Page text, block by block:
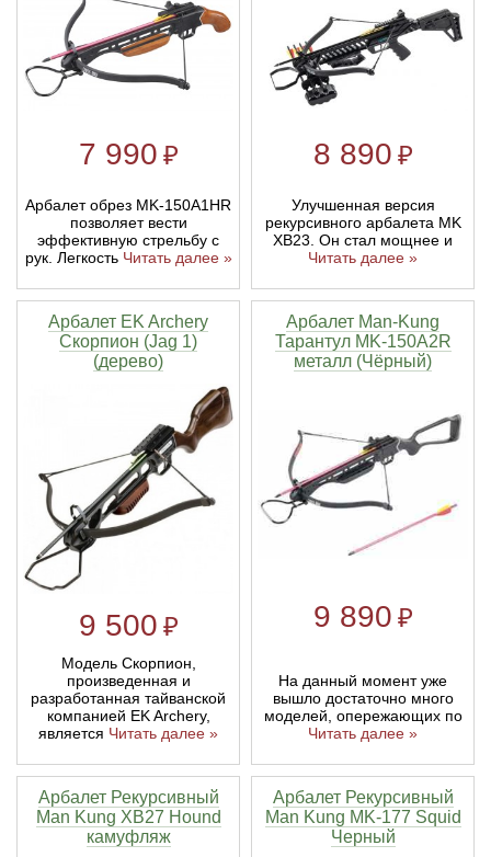
7 990 ₽
Арбалет обрез MK-150A1HR
позволяет вести
эффективную стрельбу с
рук. Легкость Читать далее »
8 890 ₽
Улучшенная версия
рекурсивного арбалета MK
XB23. Он стал мощнее и
Читать далее »
Арбалет EK Archery
Скорпион (Jag 1)
(дерево)
9 500 ₽
Модель Скорпион,
произведенная и
разработанная тайванской
компанией EK Archery,
является Читать далее »
Арбалет Man-Kung
Тарантул MK-150A2R
металл (Чёрный)
9 890 ₽
На данный момент уже
вышло достаточно много
моделей, опережающих по
Читать далее »
Арбалет Рекурсивный
Man Kung XB27 Hound
камуфляж
Арбалет Рекурсивный
Man Kung MK-177 Squid
Черный
Тетивы и тросы для арбалетов
Натяжители для арбалетов
Подставки для лука
Ремни и петли
Тетива для лука, нити
Рукоятки для лука
Плечи для лука
Нагрудники
Краги для стрельбы
Напальчники для классических луков
Перчатки для традиционных луков
Линейки для настройки лука
Кликеры для лука
Плунжеры для лука
Киссеры для лука
Инсерты для арбалетных стрел
Инсерты для лучных стрел
Стрелы для арбалета
Стрелы для лука
Выниматели для стрел
Тычковые ножи
Непальские кукри
Ножи тактические
Ножи танто
Топоры
Топорики-томагавки
Ножи известных брендов
Метательные ножи
Охотничьи ножи
Механические точилки для ножей
Паста для полировки ножей